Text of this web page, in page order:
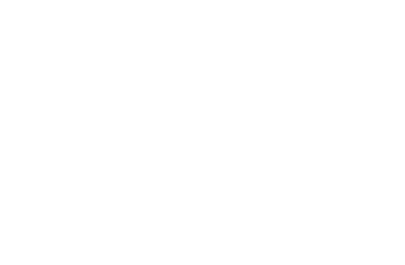
wir Sie über die Statusanzeige sowie per E-Mail
die Benachrichtigungen aktiviert